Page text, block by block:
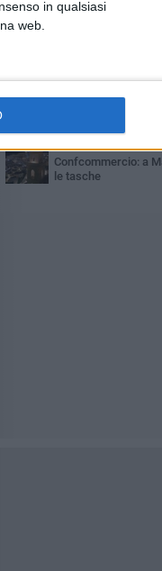
in qualsiasi
web.
Incendio nel Parco
salvati bosco e
Erosione della
LUNEDÌ 3 AGOSTO
Guardia medica
SABATO 1 AGOSTO
Confcommercio: a
le tasche